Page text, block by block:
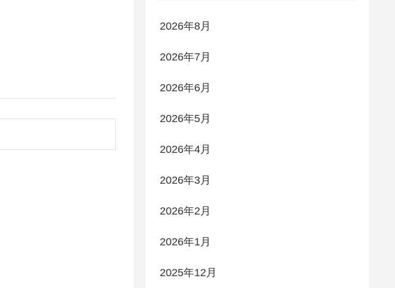
2026年8月
2026年7月
2026年6月
2026年5月
2026年4月
2026年3月
2026年2月
2026年1月
2025年12月